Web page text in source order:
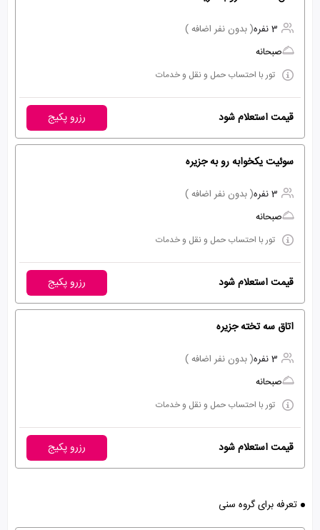
3 نفره
( بدون نفر اضافه )
صبحانه
تور با احتساب حمل و نقل و خدمات
قیمت استعلام شود رزرو پکیج
سوئیت یکخوابه رو به جزیره
3 نفره
( بدون نفر اضافه )
صبحانه
تور با احتساب حمل و نقل و خدمات
قیمت استعلام شود رزرو پکیج
اتاق سه تخته جزیره
3 نفره
( بدون نفر اضافه )
صبحانه
تور با احتساب حمل و نقل و خدمات
قیمت استعلام شود رزرو پکیج
تعرفه برای گروه سنی